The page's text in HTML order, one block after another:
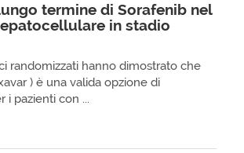
termine di Sorafenib nel
in stadio
randomizzati hanno dimostrato che
) è una valida opzione di
i pazienti con ...